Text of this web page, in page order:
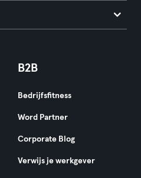
B2B
Bedrijfsfitness
Word Partner
Corporate Blog
Verwijs je werkgever